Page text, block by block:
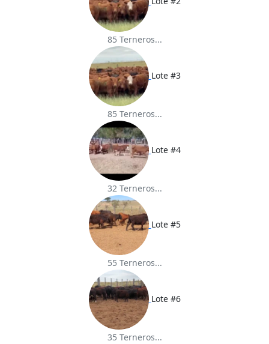
85 Terneros...
Lote #3
85 Terneros...
Lote #4
32 Terneros...
Lote #5
55 Terneros...
Lote #6
35 Terneros...